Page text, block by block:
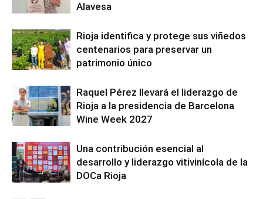
Alavesa
Rioja identifica y protege sus viñedos
centenarios para preservar un
patrimonio único
Raquel Pérez llevará el liderazgo de
Rioja a la presidencia de Barcelona
Wine Week 2027
Una contribución esencial al
desarrollo y liderazgo vitivinícola de la
DOCa Rioja